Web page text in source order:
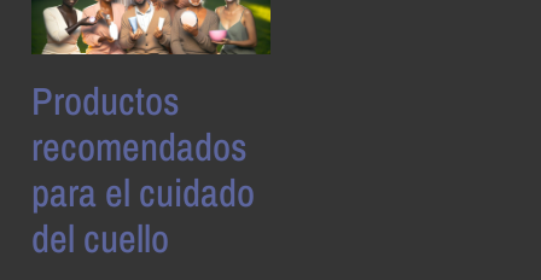
Productos
recomendados
para el cuidado
del cuello